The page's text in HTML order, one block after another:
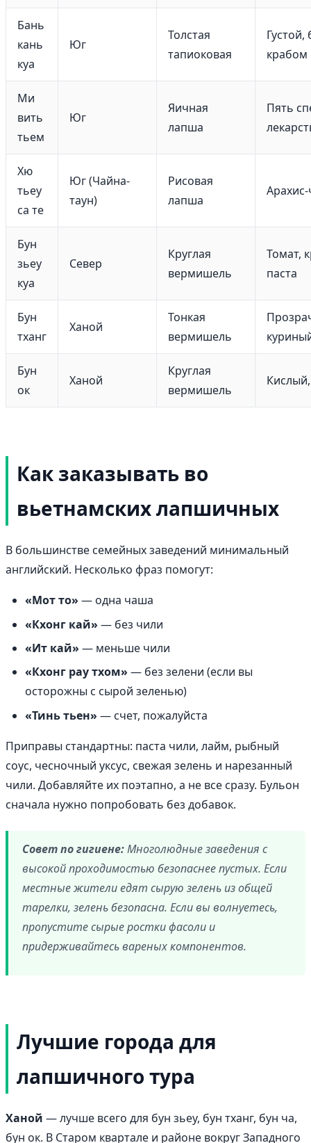
Бань
кань
куа
Юг
Толстая
тапиоковая
Густой,
крабом
Ми
вить
тьем
Юг
Яичная
лапша
Пять
Хю
тьеу
са те
Юг (Чайна-
таун)
Рисовая
лапша
Бун
зьеу
куа
Север
Круглая
вермишель
Томат,
паста
Бун
тханг
Ханой
Тонкая
вермишель
Бун
ок
Ханой
Круглая
вермишель
Как заказывать во
вьетнамских лапшичных
В большинстве семейных заведений минимальный
английский. Несколько фраз помогут:
«Мот то» — одна чаша
«Кхонг кай» — без чили
«Ит кай» — меньше чили
«Кхонг рау тхом» — без зелени (если вы
осторожны с сырой зеленью)
«Тинь тьен» — счет, пожалуйста
Приправы стандартны: паста чили, лайм, рыбный
соус, чесночный уксус, свежая зелень и нарезанный
чили. Добавляйте их поэтапно, а не все сразу. Бульон
сначала нужно попробовать без добавок.
Совет по гигиене:Многолюдные заведения с
высокой проходимостью безопаснее пустых. Если
местные жители едят сырую зелень из общей
тарелки, зелень безопасна. Если вы волнуетесь,
пропустите сырые ростки фасоли и
придерживайтесь вареных компонентов.
Лучшие города для
лапшичного тура
Ханой — лучше всего для бун зьеу, бун тханг, бун ча,
бун ок. В Старом квартале и районе вокруг Западного